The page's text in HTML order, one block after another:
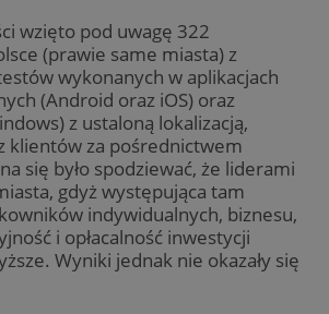
wzięto pod uwagę 322
(prawie same miasta) z
wykonanych w aplikacjach
(Android oraz iOS) oraz
z ustaloną lokalizacją,
klientów za pośrednictwem
się było spodziewać, że liderami
gdyż występująca tam
indywidualnych, biznesu,
i opłacalność inwestycji
Wyniki jednak nie okazały się